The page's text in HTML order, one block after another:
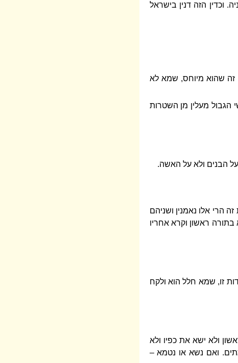
וכדין הזה דנין בישראל
זה שהוא מיוחס, שמא לא
הגבול מעלין מן השטרות
על הבנים ולא על האשה.
הרי אלו נאמנין ושניהם
ראשון וקרא אחריו
זו, שמא חלל הוא ולקח
ולא ישא את כפיו ולא
ואם נשא או נטמא –